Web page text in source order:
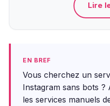
Lire
EN BREF
Vous cherchez un
Instagram sans bots ?
les services manuels